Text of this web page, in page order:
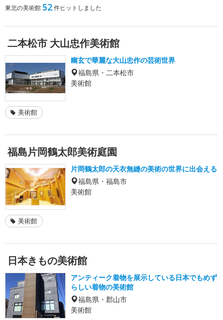
東北の美術館 52件ヒットしました
二本松市 大山忠作美術館
幽玄で華麗な大山忠作の芸術世界
福島県・二本松市
美術館
美術館
福島片岡鶴太郎美術庭園
片岡鶴太郎の天衣無縫の美術の世界に出会える
福島県・福島市
美術館
美術館
日本きもの美術館
アンティーク着物を展示している日本でもめず
らしい着物の美術館
福島県・郡山市
美術館